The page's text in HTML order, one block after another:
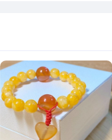
Cẩm Thạch tại
Lạc Việt đều
chứng nhận